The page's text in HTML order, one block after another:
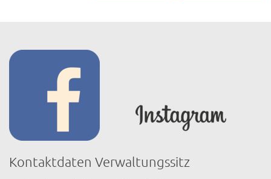
Kontaktdaten Verwaltungssitz